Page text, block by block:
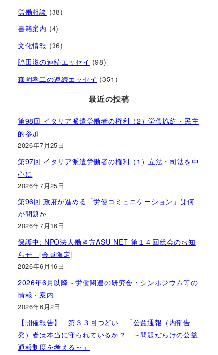
労働相談 (38)
書籍案内 (4)
文化情報 (36)
脇田滋の連続エッセイ (98)
森岡孝二の連続エッセイ (351)
最近の投稿
第98回 イタリア派遣労働者の権利（2）労働協約・民主
的参加
2026年7月25日
第97回 イタリア派遣労働者の権利（1）立法・司法を中
心に
2026年7月25日
第96回 政府が進める「労使コミュニケーション」は何
が問題か
2026年7月16日
保護中: NPO法人働き方ASU-NET 第１４回総会のお知
らせ [会員限定]
2026年6月16日
2026年6月以降～労働関連の研究会・シンポジウム等の
情報・案内
2026年6月2日
【開催報告】 第３３回つどい 「公益通報（内部告
発）者は本当に守られているか？ ～問題だらけの公益
通報制度を考える～」